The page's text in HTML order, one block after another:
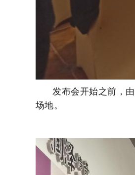
发布会开始之前，由
场地。